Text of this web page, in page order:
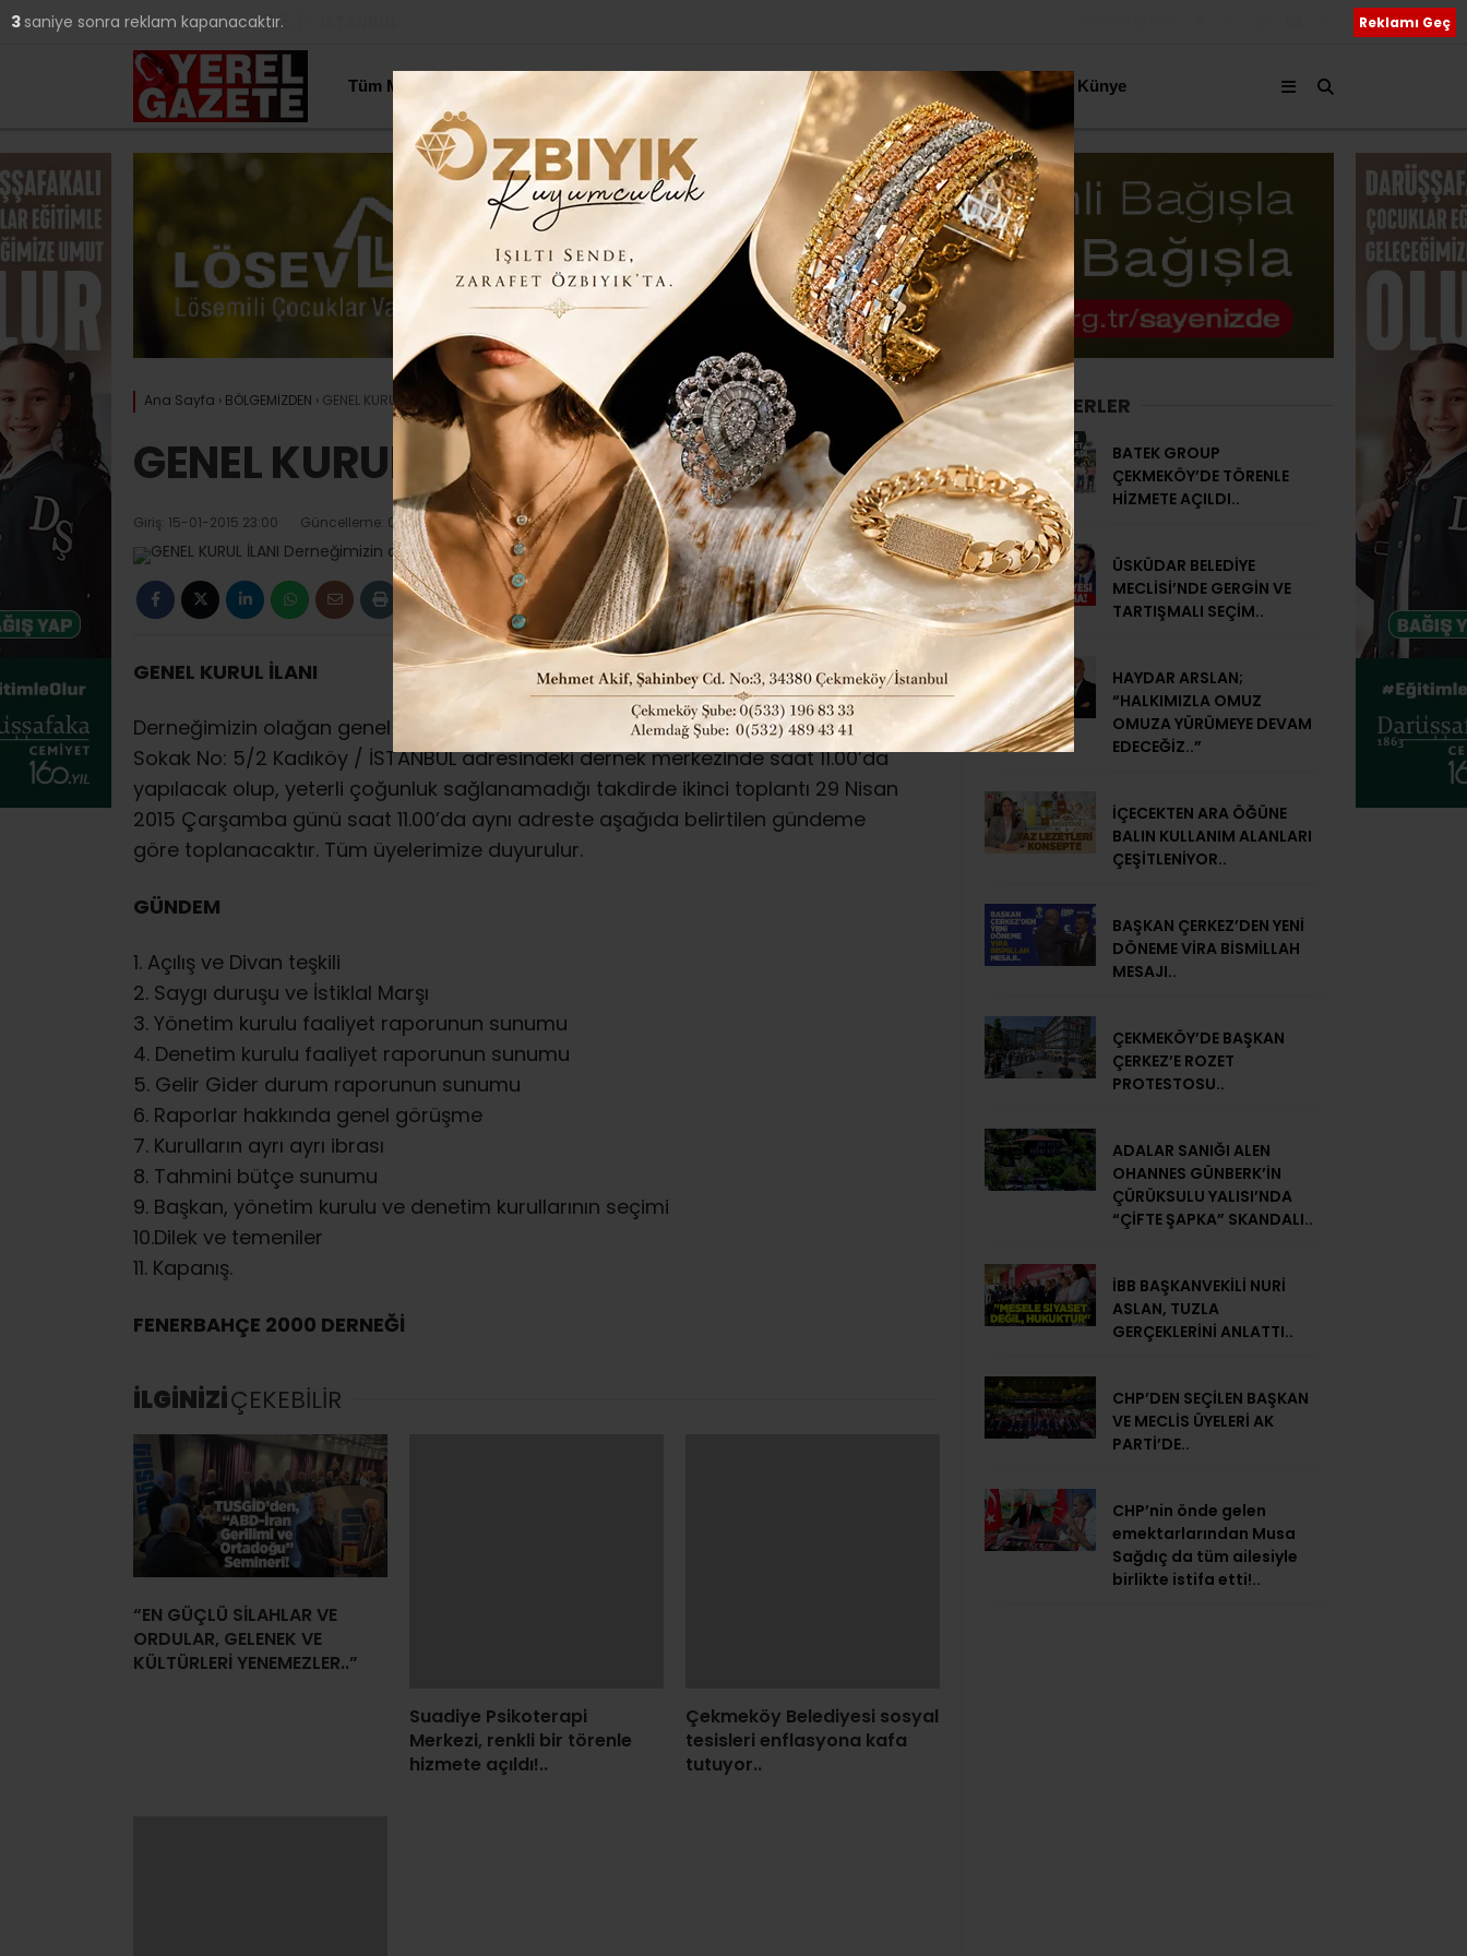
YAZARLAR 26.1
Tüm Manşetler Yerel Haberler Genel Siyaset Kültür Sanat Hakkımızda Künye
Ana Sayfa › BÖLGEMİZDEN › GENEL KURUL DUYURUSU..
GENEL KURUL DUYURUSU..
Giriş: 15-01-2015 23:00 Güncelleme: 07-04-2015 20:28 211 BÖLGEMİZDEN
ABONE OL
GENEL KURUL İLANI
Derneğimizin olağan genel kurul toplantısı 23 Nisan 2015 tarihinde Kördere
Sokak No: 5/2 Kadıköy / İSTANBUL adresindeki dernek merkezinde saat 11.00’da
yapılacak olup, yeterli çoğunluk sağlanamadığı takdirde ikinci toplantı 29 Nisan
2015 Çarşamba günü saat 11.00’da aynı adreste aşağıda belirtilen gündeme
göre toplanacaktır. Tüm üyelerimize duyurulur.
GÜNDEM
1. Açılış ve Divan teşkili
2. Saygı duruşu ve İstiklal Marşı
3. Yönetim kurulu faaliyet raporunun sunumu
4. Denetim kurulu faaliyet raporunun sunumu
5. Gelir Gider durum raporunun sunumu
6. Raporlar hakkında genel görüşme
7. Kurulların ayrı ayrı ibrası
8. Tahmini bütçe sunumu
9. Başkan, yönetim kurulu ve denetim kurullarının seçimi
10.Dilek ve temeniler
11. Kapanış.
FENERBAHÇE 2000 DERNEĞİ
İLGİNİZİÇEKEBİLİR
“EN GÜÇLÜ SİLAHLAR VE
ORDULAR, GELENEK VE
KÜLTÜRLERİ YENEMEZLER..”
SON HABERLER
BATEK GROUP
ÇEKMEKÖY’DE TÖRENLE
HİZMETE AÇILDI..
ÜSKÜDAR BELEDİYE
MECLİSİ’NDE GERGİN VE
TARTIŞMALI SEÇİM..
HAYDAR ARSLAN;
“HALKIMIZLA OMUZ
OMUZA YÜRÜMEYE DEVAM
EDECEĞİZ..”
İÇECEKTEN ARA ÖĞÜNE
BALIN KULLANIM ALANLARI
ÇEŞİTLENİYOR..
BAŞKAN ÇERKEZ’DEN YENİ
DÖNEME VİRA BİSMİLLAH
MESAJI..
ÇEKMEKÖY’DE BAŞKAN
ÇERKEZ’E ROZET
PROTESTOSU..
ADALAR SANIĞI ALEN
OHANNES GÜNBERK’İN
ÇÜRÜKSULU YALISI’NDA
“ÇİFTE ŞAPKA” SKANDALI..
İBB BAŞKANVEKİLİ NURİ
ASLAN, TUZLA
GERÇEKLERİNİ ANLATTI..
CHP’DEN SEÇİLEN BAŞKAN
VE MECLİS ÜYELERİ AK
PARTİ’DE..
CHP’nin önde gelen
emektarlarından Musa
Sağdıç da tüm ailesiyle
birlikte istifa etti!..
2 saniye sonra reklam kapanacaktır. Reklamı Geç